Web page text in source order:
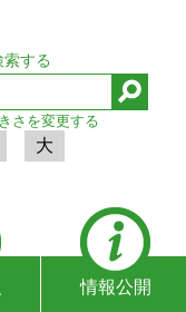
する
さを変更する
大
情報公開